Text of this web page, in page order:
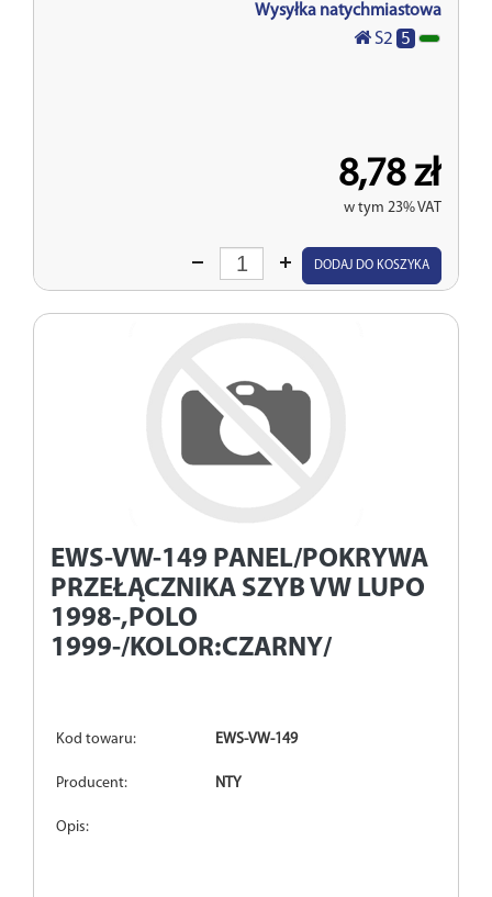
Wysyłka natychmiastowa
S2 5
8,78 zł
w tym 23% VAT
Wprowadź
DODAJ DO KOSZYKA
EWS-VW-149 PANEL/POKRYWA
PRZEŁĄCZNIKA SZYB VW LUPO
1998-,POLO
1999-/KOLOR:CZARNY/
Kod towaru: EWS-VW-149
Producent: NTY
Opis: